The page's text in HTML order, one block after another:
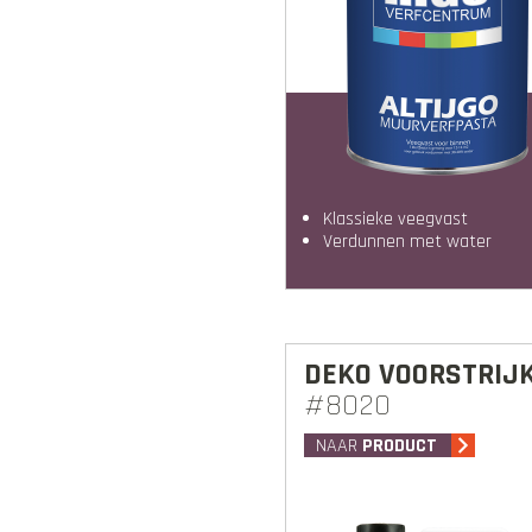
klassieke veegvast
verdunnen met water
DEKO
#8020
NAAR PRODUCT